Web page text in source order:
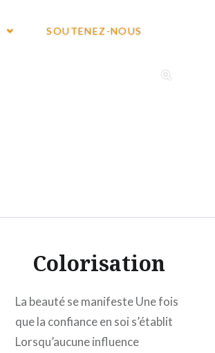
SOUTENEZ-NOUS
Colorisation
La beauté se manifeste Une fois
que la confiance en soi s’établit
Lorsqu’aucune influence